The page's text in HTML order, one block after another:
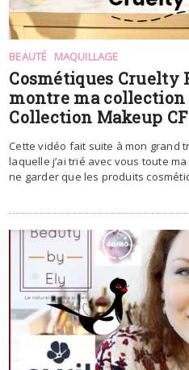
BEAUTÉ MAQUILLAGE
Cosmétiques Cruelty
montre ma collection
Collection Makeup CF
Cette vidéo fait suite à mon grand
laquelle j’ai trié avec vous toute
ne garder que les produits